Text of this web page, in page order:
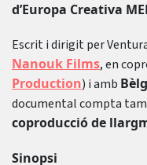
d’Europa Creativa
Escrit i dirigit per
Nanouk Films, en
Production) i amb
documental compta
coproducció de
Sinopsi